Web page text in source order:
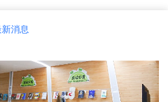
消息